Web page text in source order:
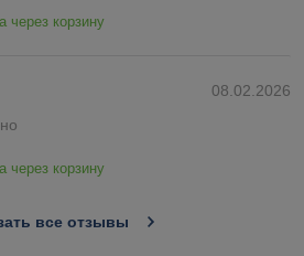
через корзину
08.02.2026
через корзину
все отзывы